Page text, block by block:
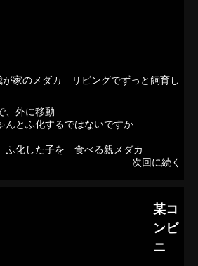
家のメダカ リビングでずっと飼育し
、外に移動
とふ化するではないですか
化した子を 食べる親メダカ
想で... 次回に続く
某コ
ンビ
ニ